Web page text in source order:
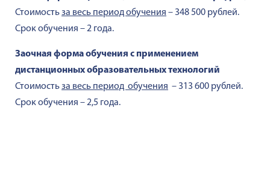
Стоимостьза весь период обучения – 348 500 рублей.
Срок обучения – 2 года.
Заочная форма обучения c применением
дистанционных образовательных технологий
Стоимостьза весь период обучения – 313 600 рублей.
Срок обучения – 2,5 года.